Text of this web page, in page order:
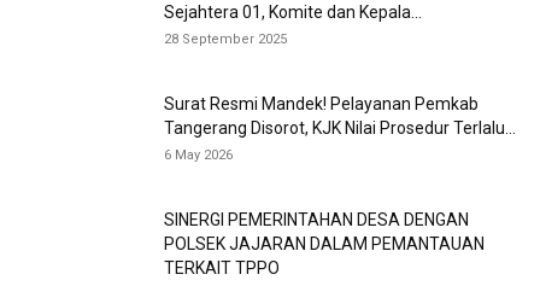
Sejahtera 01, Komite dan Kepala...
28 September 2025
Surat Resmi Mandek! Pelayanan Pemkab
Tangerang Disorot, KJK Nilai Prosedur Terlalu...
6 May 2026
SINERGI PEMERINTAHAN DESA DENGAN
POLSEK JAJARAN DALAM PEMANTAUAN
TERKAIT TPPO